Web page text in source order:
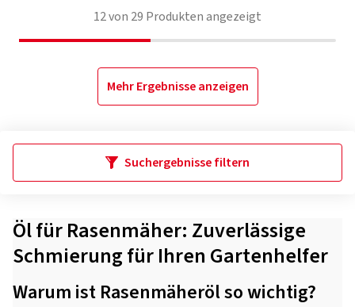
12von 29 Produkten angezeigt
Mehr Ergebnisse anzeigen
Suchergebnisse filtern
Öl für Rasenmäher: Zuverlässige
Schmierung für Ihren Gartenhelfer
Warum ist Rasenmäheröl so wichtig?